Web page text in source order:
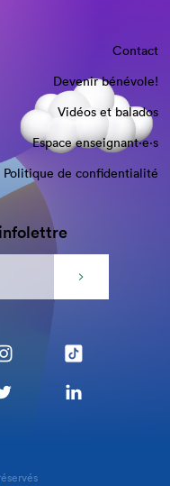
Contact
Devenir bénévole!
Vidéos et balados
Espace enseignant·e⋅s
Politique de confidentialité